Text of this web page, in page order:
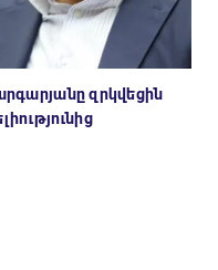
զրկվեցին